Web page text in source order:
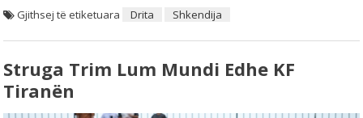
Gjithsej të etiketuara Drita Shkendija
Struga Trim Lum Mundi Edhe KF
Tiranën